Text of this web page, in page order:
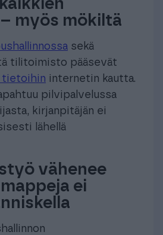
myös mökiltä
sekä
tilitoimisto pääsevät
tietoihin internetin kautta.
pilvipalvelussa
kirjanpitäjän ei
lähellä
vähenee
ei